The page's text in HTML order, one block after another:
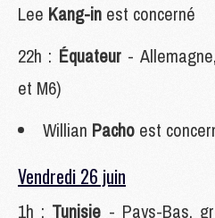
Lee Kang-in est concerné
22h : Équateur -
et M6)
Willian Pacho est
Vendredi 26 juin
1h : Tunisie - Pays-Bas,